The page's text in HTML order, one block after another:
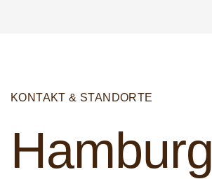
KONTAKT & STANDORTE
Hamburg